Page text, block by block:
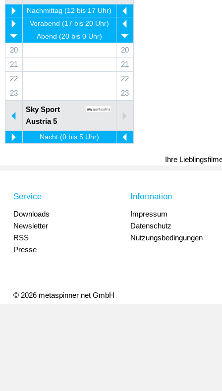
Nachmittag (12 bis 17 Uhr)
Vorabend (17 bis 20 Uhr)
Abend (20 bis 0 Uhr)
20
20
21
21
22
22
23
23
Sky Sport
Austria 5
Nacht (0 bis 5 Uhr)
Ihre
Service
Downloads
Newsletter
RSS
Presse
Information
Impressum
Datenschutz
Nutzungsbedingungen
© 2026 metaspinner net GmbH